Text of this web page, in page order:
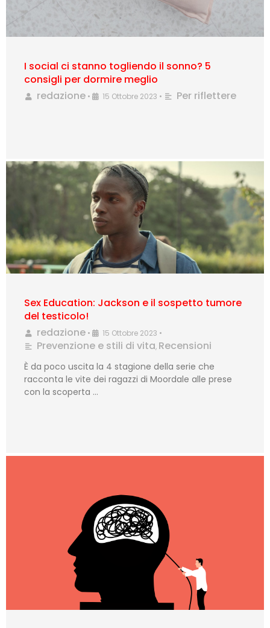
I social ci stanno togliendo il sonno? 5
consigli per dormire meglio
redazione • 15 Ottobre 2023 • Per riflettere
Sex Education: Jackson e il sospetto tumore
del testicolo!
redazione • 15 Ottobre 2023 •
Prevenzione e stili di vita, Recensioni
È da poco uscita la 4 stagione della serie che
racconta le vite dei ragazzi di Moordale alle prese
con la scoperta …